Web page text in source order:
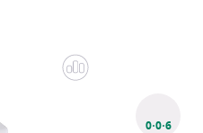
0·0·6